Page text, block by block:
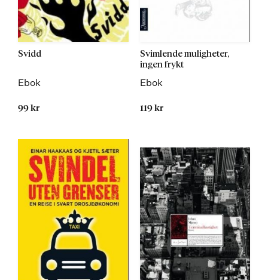
Svidd
Ebok
99 kr
Svimlende muligheter,
ingen frykt
Ebok
119 kr